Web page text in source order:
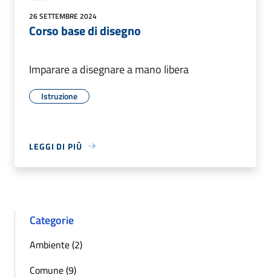
26 SETTEMBRE 2024
Corso base di disegno
Imparare a disegnare a mano libera
Istruzione
LEGGI DI PIÙ
Categorie
Ambiente (2)
Comune (9)